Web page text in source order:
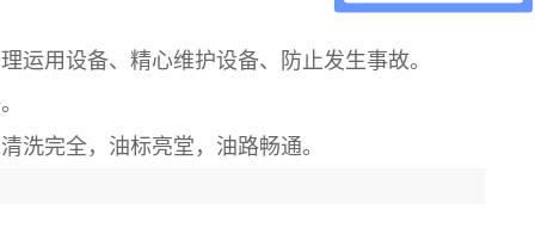
运用设备、精心维护设备、防止发生事故。
洗完全，油标亮堂，油路畅通。